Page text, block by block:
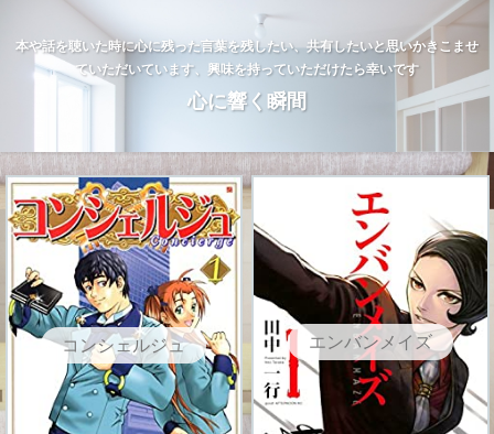
本や話を聴いた時に心に残った言葉を残したい、共有したいと思いかきこませ
ていただいています、興味を持っていただけたら幸いです
心に響く瞬間
コンシェルジュ エンバンメイズ